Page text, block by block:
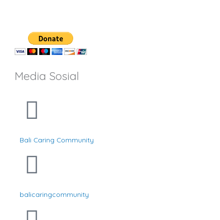
Media Sosial
F
a
c
e
b
Bali Caring Community
I
n
s
balicaringcommunity